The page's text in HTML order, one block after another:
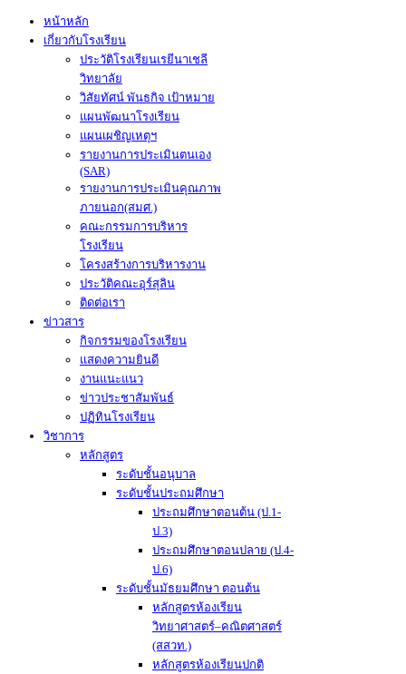
หน้าหลัก
เกี่ยวกับโรงเรียน
ประวัติโรงเรียนเรยีนาเชลี
วิทยาลัย
วิสัยทัศน์ พันธกิจ เป้าหมาย
แผนพัฒนาโรงเรียน
แผนเผชิญเหตุฯ
รายงานการประเมินตนเอง
(SAR)
รายงานการประเมินคุณภาพ
ภายนอก(สมศ.)
คณะกรรมการบริหาร
โรงเรียน
โครงสร้างการบริหารงาน
ประวัติคณะอุร์สุลิน
ติดต่อเรา
ข่าวสาร
กิจกรรมของโรงเรียน
แสดงความยินดี
งานแนะแนว
ข่าวประชาสัมพันธ์
ปฏิทินโรงเรียน
วิชาการ
หลักสูตร
ระดับชั้นอนุบาล
ระดับชั้นประถมศึกษา
ประถมศึกษาตอนต้น (ป.1-
ป.3)
ประถมศึกษาตอนปลาย (ป.4-
ป.6)
ระดับชั้นมัธยมศึกษา ตอนต้น
หลักสูตรห้องเรียน
วิทยาศาสตร์–คณิตศาสตร์
(สสวท.)
หลักสูตรห้องเรียนปกติ